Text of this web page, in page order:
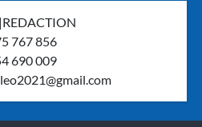
767 856
690 009